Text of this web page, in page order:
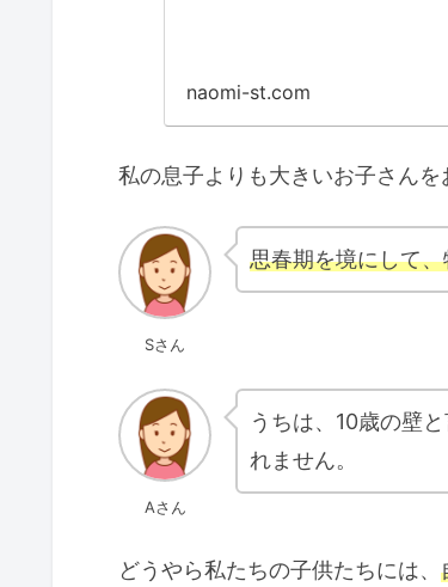
naomi-st.com
私の息子よりも大きいお子さんを
Sさん
思春期を境にして
Aさん
うちは、10歳の壁
れません。
どうやら私たちの子供たちには、